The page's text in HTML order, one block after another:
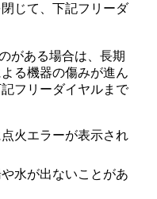
じて、下記フリーダ
がある場合は、長期
る機器の傷みが進ん
フリーダイヤルまで
火エラーが表示され
水が出ないことがあ